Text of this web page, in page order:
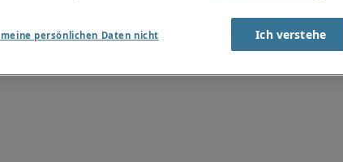
persönlichen Daten nicht Ich verstehe